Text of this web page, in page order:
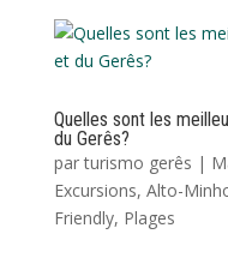
Quelles sont les
du Gerês?
parturismo gerês |
Excursions, Alto-
Friendly, Plages